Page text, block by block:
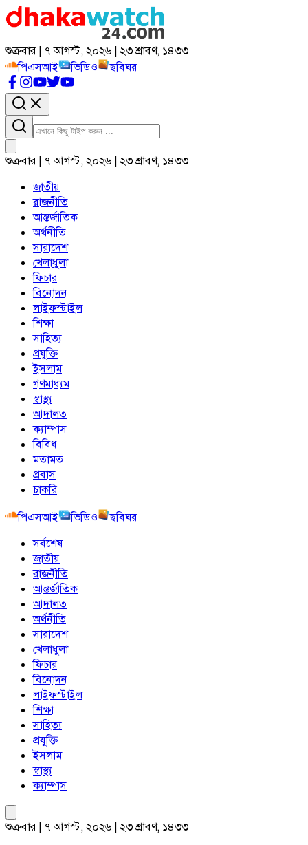
শুক্রবার | ৭ আগস্ট, ২০২৬ | ২৩ শ্রাবণ, ১৪৩৩
পিএসআই
ভিডিও ছবিঘর
শুক্রবার | ৭ আগস্ট, ২০২৬ | ২৩ শ্রাবণ, ১৪৩৩
জাতীয়
রাজনীতি
আন্তর্জাতিক
অর্থনীতি
সারাদেশ
খেলাধুলা
ফিচার
বিনোদন
লাইফস্টাইল
শিক্ষা
সাহিত্য
প্রযুক্তি
ইসলাম
গণমাধ্যম
স্বাস্থ্য
আদালত
ক্যাম্পাস
বিবিধ
মতামত
প্রবাস
চাকরি
পিএসআই
ভিডিও
ছবিঘর
সর্বশেষ
জাতীয়
রাজনীতি
আন্তর্জাতিক
আদালত
অর্থনীতি
সারাদেশ
খেলাধুলা
ফিচার
বিনোদন
লাইফস্টাইল
শিক্ষা
সাহিত্য
প্রযুক্তি
ইসলাম
স্বাস্থ্য
ক্যাম্পাস
শুক্রবার | ৭ আগস্ট, ২০২৬ | ২৩ শ্রাবণ, ১৪৩৩